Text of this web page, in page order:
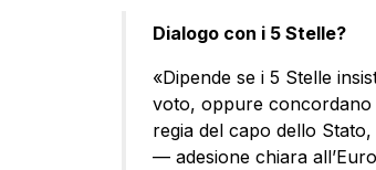
Dialogo con i 5 Stelle?
«Dipende se i 5 Stelle
voto, oppure concordano
regia del capo dello
— adesione chiara